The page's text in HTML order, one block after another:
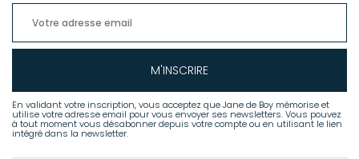
M'INSCRIRE
En validant votre inscription, vous acceptez que Jane de Boy mémorise et
utilise votre adresse email pour vous envoyer ses newsletters. Vous pouvez
à tout moment vous désabonner depuis votre compte ou en utilisant le lien
intégré dans la newsletter.